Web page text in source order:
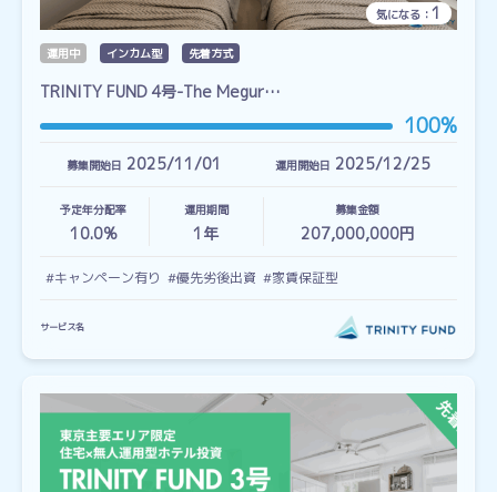
気になる： 1
運用中 インカム型 先着方式
TRINITY FUND 4号-The Megur…
100%
募集開始日 2025/11/01 運用開始日 2025/12/25
予定年分配率
10.0%
運用期間
1 年
募集金額
207,000,000円
#キャンペーン有り #優先劣後出資 #家賃保証型
サービス名